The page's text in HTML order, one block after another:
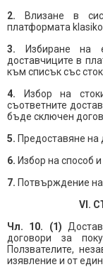
2.
Влизане в
платформата
3.
Избиране на
доставчиците в
към списък със
4.
Избор на
съответните
бъде сключен
5. Предоставяне на
6. Избор на способ
7. Потвърждение на
VI.
Чл. 10. (1)
договори за
Ползвателите,
изявление и от